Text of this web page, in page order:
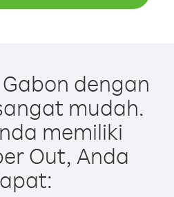
dengan
mudah.
memiliki
Out, Anda